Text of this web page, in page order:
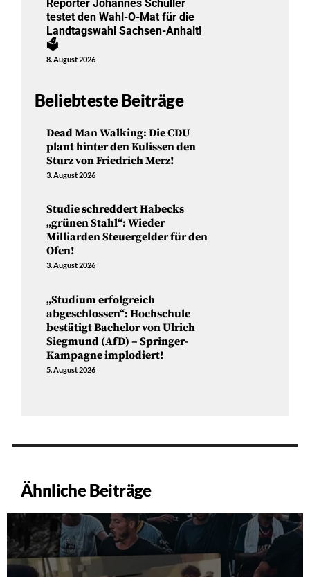
Reporter Johannes Schüller
testet den Wahl-O-Mat für die
Landtagswahl Sachsen-Anhalt!
🗳️
8. August 2026
Beliebteste Beiträge
Dead Man Walking: Die CDU
plant hinter den Kulissen den
Sturz von Friedrich Merz!
3. August 2026
Studie schreddert Habecks
„grünen Stahl“: Wieder
Milliarden Steuergelder für den
Ofen!
3. August 2026
„Studium erfolgreich
abgeschlossen“: Hochschule
bestätigt Bachelor von Ulrich
Siegmund (AfD) – Springer-
Kampagne implodiert!
5. August 2026
Ähnliche Beiträge